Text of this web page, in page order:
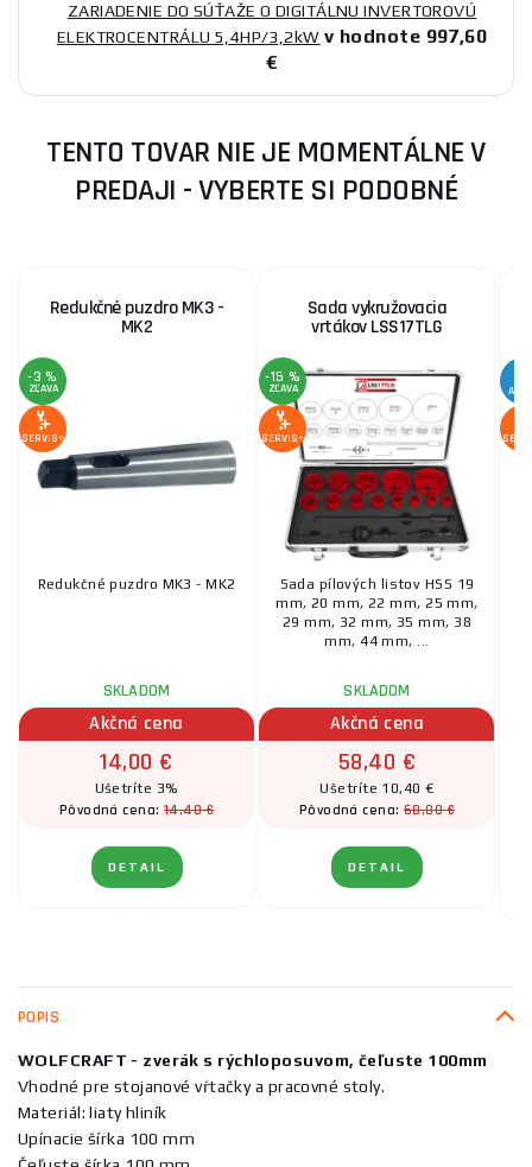
ZARIADENIE DO SÚŤAŽE O DIGITÁLNU INVERTOROVÚ
ELEKTROCENTRÁLU 5,4HP/3,2kW v hodnote 997,60
€
TENTO TOVAR NIE JE MOMENTÁLNE V
PREDAJI - VYBERTE SI PODOBNÉ
Redukčné puzdro MK3 -
MK2
-3 %
ZĽAVA
SERVIS+
Redukčné puzdro MK3 - MK2
SKLADOM
Akčná cena
14,00 €
Ušetríte 3%
Pôvodná cena:14,40 €
DETAIL
Sada vykružovacia
vrtákov LSS17TLG
-15 %
ZĽAVA
SERVIS+
Sada pílových listov HSS 19
mm, 20 mm, 22 mm, 25 mm,
29 mm, 32 mm, 35 mm, 38
mm, 44 mm, ...
SKLADOM
Akčná cena
58,40 €
Ušetríte 10,40 €
Pôvodná cena: 68,80 €
DETAIL
POPIS
WOLFCRAFT - zverák s rýchloposuvom, čeľuste 100mm
Vhodné pre stojanové vŕtačky a pracovné stoly.
Materiál: liaty hliník
Upínacie šírka 100 mm